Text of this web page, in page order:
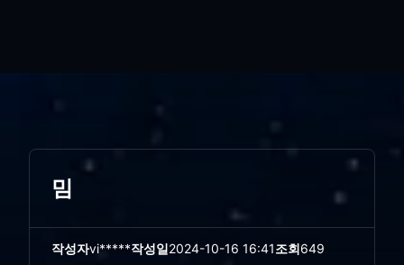
밈
작성자vi*****작성일2024-10-16 16:41조회649